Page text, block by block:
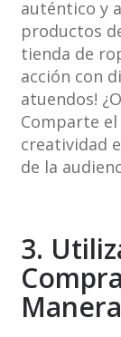
auténtico y
productos
tienda de
acción con
atuendos!
Comparte
creatividad
de la
3.